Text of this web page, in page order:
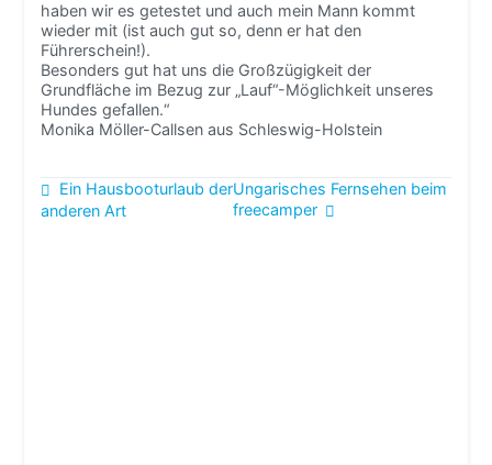
haben wir es getestet und auch mein Mann kommt
wieder mit (ist auch gut so, denn er hat den
Führerschein!).
Besonders gut hat uns die Großzügigkeit der
Grundfläche im Bezug zur „Lauf“-Möglichkeit unseres
Hundes gefallen.“
Monika Möller-Callsen aus Schleswig-Holstein
Beitragsnavigation
Ein Hausbooturlaub der
anderen Art
Ungarisches Fernsehen beim
freecamper